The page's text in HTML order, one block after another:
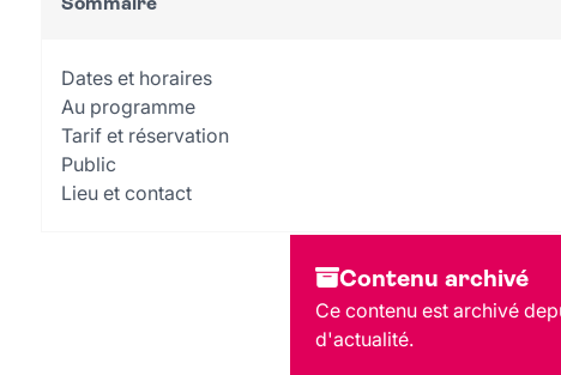
Sommaire
Dates et horaires
Au programme
Tarif et réservation
Public
Lieu et contact
Contenu archivé
Ce contenu est archivé
d'actualité.